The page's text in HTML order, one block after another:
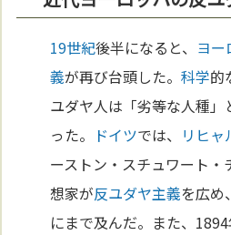
19世紀後半になると、 ヨー
義が再び台頭した。科学的
ユダヤ人は「劣等な人種
った。 ドイツでは、 リヒ
ーストン・スチュワート
想家が反ユダヤ主義を広め
にまで及んだ。また、